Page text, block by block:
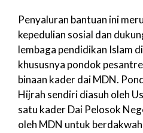
Penyaluran bantuan ini
kepedulian sosial dan
lembaga pendidikan Islam
khususnya pondok
binaan kader dai MDN.
Hijrah sendiri diasuh oleh
satu kader Dai Pelosok
oleh MDN untuk